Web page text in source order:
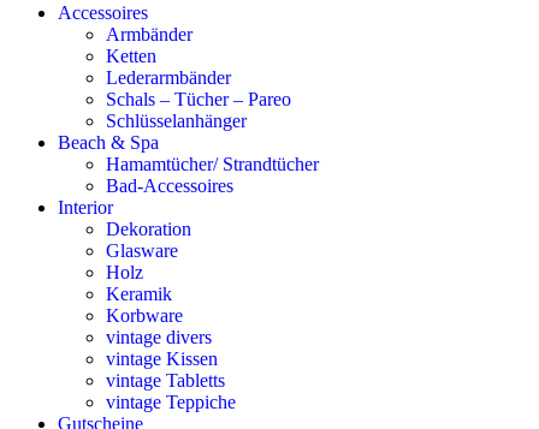
Accessoires
Armbänder
Ketten
Lederarmbänder
Schals – Tücher – Pareo
Schlüsselanhänger
Beach & Spa
Hamamtücher/ Strandtücher
Bad-Accessoires
Interior
Dekoration
Glasware
Holz
Keramik
Korbware
vintage divers
vintage Kissen
vintage Tabletts
vintage Teppiche
Gutscheine